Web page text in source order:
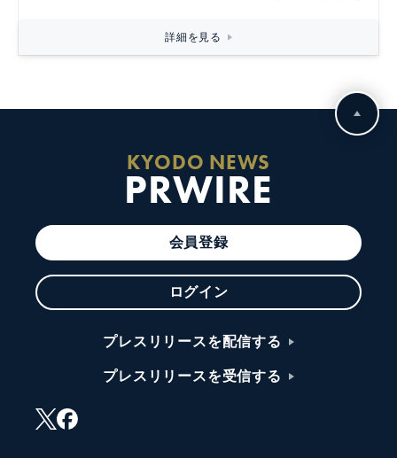
詳細を見る
KYODO NEWS
PRWIRE
会員登録
ログイン
プレスリリースを配信する
プレスリリースを受信する